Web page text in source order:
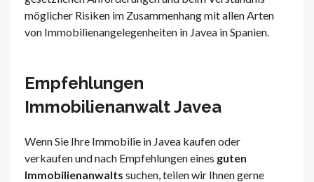
möglicher Risiken im Zusammenhang mit allen Arten
von Immobilienangelegenheiten in Javea in Spanien.
Empfehlungen
Immobilienanwalt Javea
Wenn Sie Ihre Immobilie in Javea kaufen oder
verkaufen und nach Empfehlungen eines guten
Immobilienanwalts suchen, teilen wir Ihnen gerne